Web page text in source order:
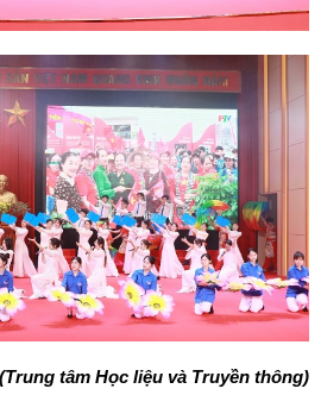
tâm Học liệu và Truyền thông)